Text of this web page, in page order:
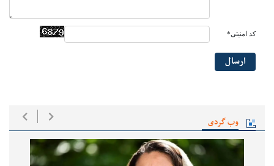
وب گردی
کد امنیتی*
ارسال